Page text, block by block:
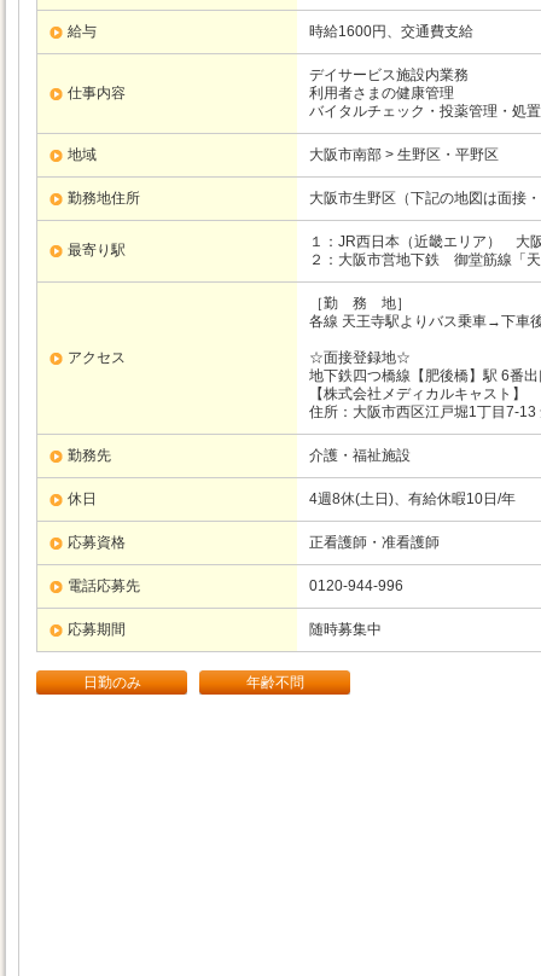
給与 時給1600円、交通費支給
仕事内容
デイサービス施設内業務
利用者さまの健康管理
バイタルチェック・投薬管理・処
地域 大阪市南部 > 生野区・平野区
勤務地住所 大阪市生野区（下記の地図は面接
最寄り駅 １：JR西日本（近畿エリア）
大
２：大阪市営地下鉄
御堂筋線 「
アクセス
［勤 務 地］
各線 天王寺駅よりバス乗車→下車
☆面接登録地☆
地下鉄四つ橋線【肥後橋】駅 6番
【株式会社メディカルキャスト】
住所：大阪市西区江戸堀1丁目7-13
勤務先 介護・福祉施設
休日 4週8休(土日)、有給休暇10日/年
応募資格 正看護師・准看護師
電話応募先 0120-944-996
応募期間 随時募集中
日勤のみ 年齢不問